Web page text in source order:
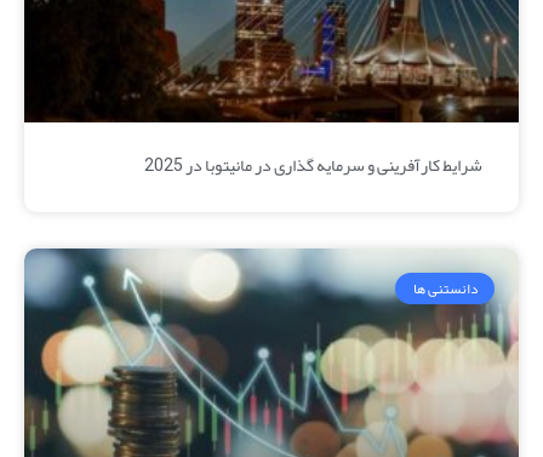
شرایط کارآفرینی و سرمایه گذاری در مانیتوبا در 2025
دانستنی ها